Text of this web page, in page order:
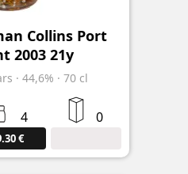
Collins Port
2003 21y
· 44,6% · 70 cl
4
€
0